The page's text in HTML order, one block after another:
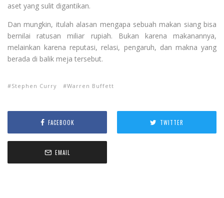
aset yang sulit digantikan.
Dan mungkin, itulah alasan mengapa sebuah makan siang bisa
bernilai ratusan miliar rupiah. Bukan karena makanannya,
melainkan karena reputasi, relasi, pengaruh, dan makna yang
berada di balik meja tersebut.
Stephen Curry Warren Buffett
FACEBOOK TWITTER
EMAIL